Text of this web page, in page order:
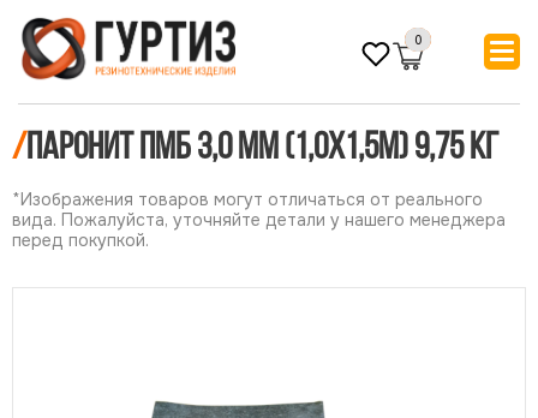
0
/Паронит ПМБ 3,0 мм (1,0х1,5м) 9,75 кг
*Изображения товаров могут отличаться от реального
вида. Пожалуйста, уточняйте детали у нашего менеджера
перед покупкой.